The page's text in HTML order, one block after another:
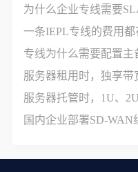
为什么企业专线需要
一条IEPL专线的费用都
专线为什么需要配置主
服务器托管时，1U、